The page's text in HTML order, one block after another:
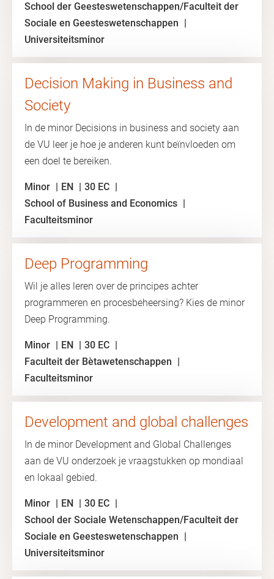
School der Geesteswetenschappen/Faculteit der
Sociale en Geesteswetenschappen
Universiteitsminor
Decision Making in Business and
Society
In de minor Decisions in business and society aan
de VU leer je hoe je anderen kunt beïnvloeden om
een ​​doel te bereiken.
Minor EN
30 EC
School of Business and Economics
Faculteitsminor
Deep Programming
Wil je alles leren over de principes achter
programmeren en procesbeheersing? Kies de minor
Deep Programming.
Minor EN
30 EC
Faculteit der Bètawetenschappen
Faculteitsminor
Development and global challenges
In de minor Development and Global Challenges
aan de VU onderzoek je vraagstukken op mondiaal
en lokaal gebied.
Minor EN
30 EC
School der Sociale Wetenschappen/Faculteit der
Sociale en Geesteswetenschappen
Universiteitsminor